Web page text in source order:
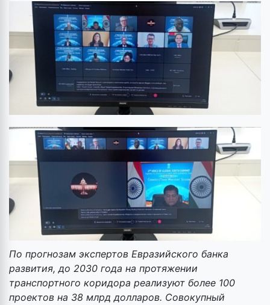
По прогнозам экспертов Евразийского банка
развития, до 2030 года на протяжении
транспортного коридора реализуют более 100
проектов на 38 млрд долларов. Совокупный